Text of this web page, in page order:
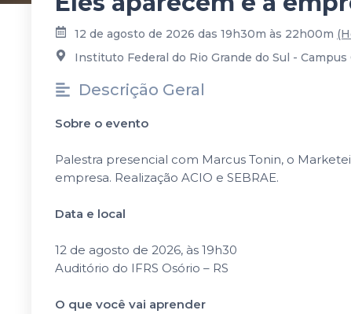
12 de agosto de 2026 das 19h30m às 22h00m
Instituto Federal do Rio Grande do Sul -
Descrição Geral
Sobre o evento
Palestra presencial com Marcus Tonin, o
empresa. Realização ACIO e SEBRAE.
Data e local
12 de agosto de 2026, às 19h30
Auditório do IFRS Osório – RS
O que você vai aprender